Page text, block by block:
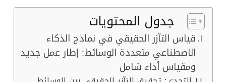
جدول المحتويات
قياس التآزر الحقيقي في نماذج الذكاء
الاصطناعي متعددة الوسائط: إطار عمل جديد
ومقياس أداء شامل